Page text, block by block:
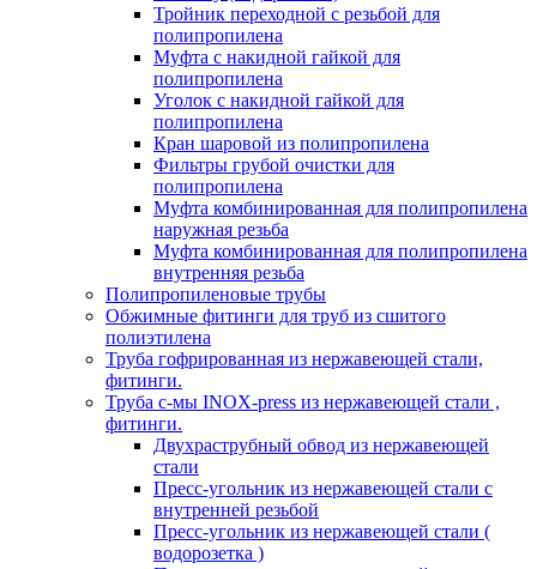
Тройник переходной с резьбой для
полипропилена
Муфта с накидной гайкой для
полипропилена
Уголок с накидной гайкой для
полипропилена
Кран шаровой из полипропилена
Фильтры грубой очистки для
полипропилена
Муфта комбинированная для полипропилена
наружная резьба
Муфта комбинированная для полипропилена
внутренняя резьба
Полипропиленовые трубы
Обжимные фитинги для труб из сшитого
полиэтилена
Труба гофрированная из нержавеющей стали,
фитинги.
Труба с-мы INOX-press из нержавеющей стали ,
фитинги.
Двухраструбный обвод из нержавеющей
стали
Пресс-угольник из нержавеющей стали с
внутренней резьбой
Пресс-угольник из нержавеющей стали (
водорозетка )